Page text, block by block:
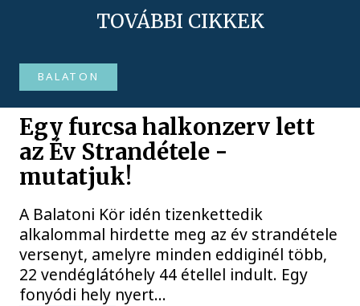
TOVÁBBI CIKKEK
BALATON
Egy furcsa halkonzerv lett
az Év Strandétele -
mutatjuk!
A Balatoni Kör idén tizenkettedik
alkalommal hirdette meg az év strandétele
versenyt, amelyre minden eddiginél több,
22 vendéglátóhely 44 étellel indult. Egy
fonyódi hely nyert...